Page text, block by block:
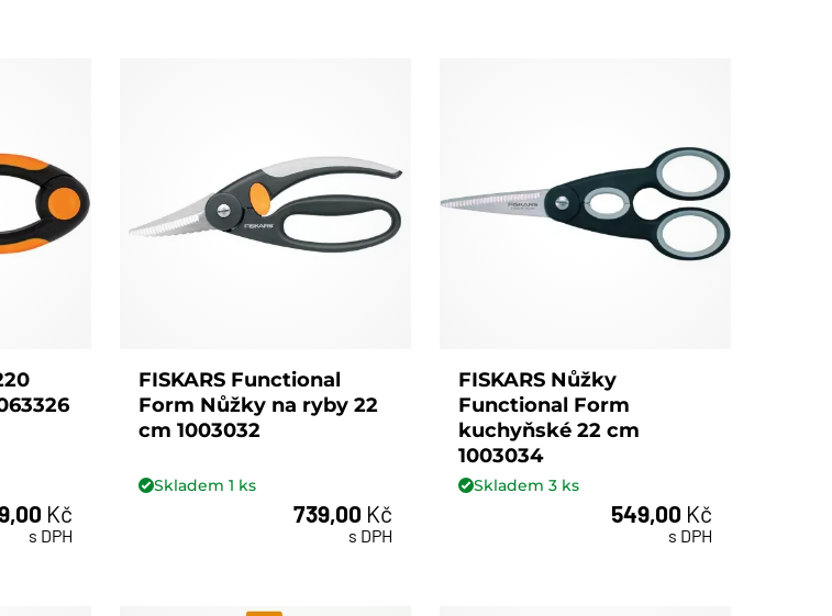
Kč
s DPH
FISKARS Functional
Form Nůžky na ryby 22
cm 1003032
Skladem1 ks
739,00 Kč
s DPH
FISKARS Nůžky
Functional Form
kuchyňské 22 cm
1003034
Skladem3 ks
549,00 Kč
s DPH